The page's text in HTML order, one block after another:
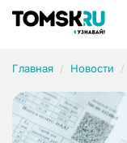
Главная Новости